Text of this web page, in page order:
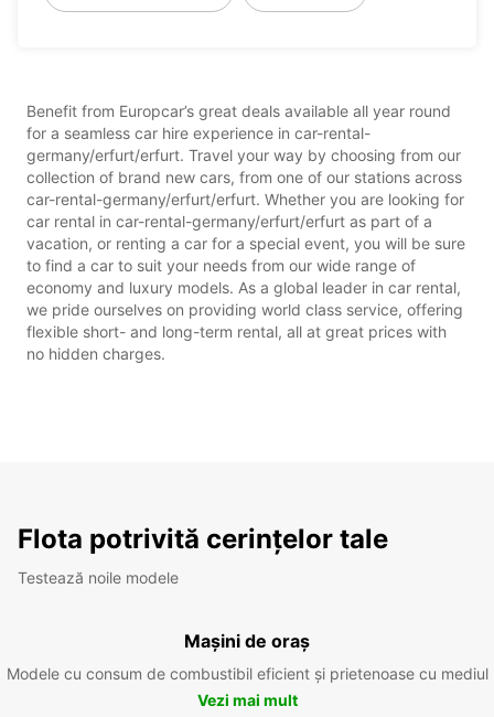
Benefit from Europcar’s great deals available all year round
for a seamless car hire experience in car-rental-
germany/erfurt/erfurt. Travel your way by choosing from our
collection of brand new cars, from one of our stations across
car-rental-germany/erfurt/erfurt. Whether you are looking for
car rental in car-rental-germany/erfurt/erfurt as part of a
vacation, or renting a car for a special event, you will be sure
to find a car to suit your needs from our wide range of
economy and luxury models. As a global leader in car rental,
we pride ourselves on providing world class service, offering
flexible short- and long-term rental, all at great prices with
no hidden charges.
Flota potrivită cerințelor tale
Testează noile modele
Mașini de oraș
Modele cu consum de combustibil eficient și prietenoase cu mediul
Vezi mai mult